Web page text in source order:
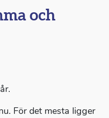
och
För det mesta ligger